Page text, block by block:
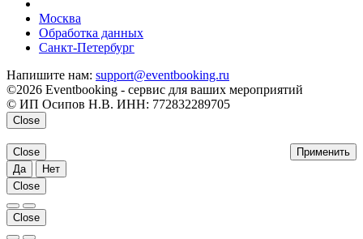
Москва
Обработка данных
Санкт-Петербург
Напишите нам: support@eventbooking.ru
©2026 Eventbooking - сервис для ваших мероприятий
© ИП Осипов Н.В. ИНН: 772832289705
Close
Применить
Close
Да
Нет
Close
Close